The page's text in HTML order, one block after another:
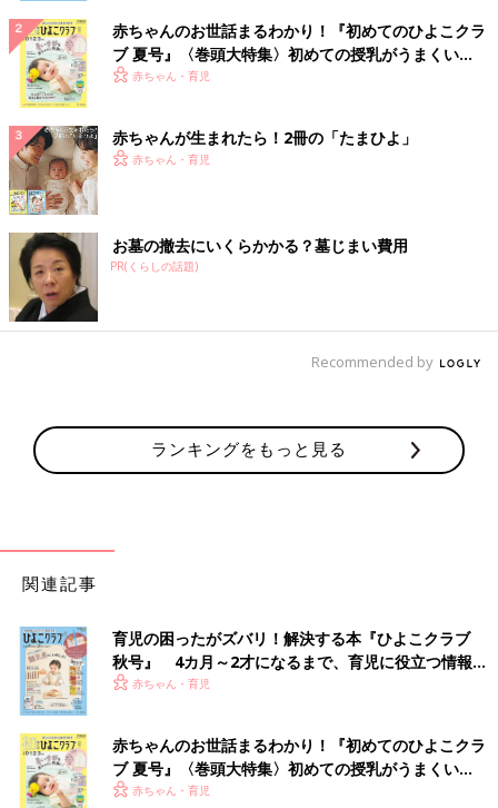
パステルなどのやわらかい色、くすみカラ
ーが好きなのですが、そういった品物もあ
るのでデザイン性もお気に入りです。（東
●たくさんのウエアの中から選べるので楽し
いし、とにかく安い！（神奈川県／産後0
後3ヶ月のママ）
●何度洗濯してもヨレなくて丈夫。（神奈川
●セールをしていればさらに安く購入でき、
2位 ユニクロ
機能面・デザイン面の高さがママたちに人気！
「脱ぎ着させやすく、赤ちゃんが動きやすそう」と機能性の高さ
が評価されたユニクロ 。こったデザインと手ごろな価格、人気キ
ャラクターとのコラボが多い点も好評の理由。
赤ちゃんのお世話まるわかり！『初めてのひよこクラ
ブ 夏号』〈巻頭大特集〉初めての授乳がうまくい
く！ おっぱい・ミルクの基本と夏のトラブル 解決テ
赤ちゃん・育児
赤ちゃんが生まれたら！2冊の「たまひよ」
赤ちゃん・育児
お墓の撤去にいくらかかる？墓じまい費用
PR(くらしの話題)
Recommended by
ランキングをもっと見る
関連記事
育児の困ったがズバリ！解決する本『ひよこクラブ
秋号』 4カ月～2才になるまで、育児に役立つ情報が
いっぱい！
赤ちゃん・育児
赤ちゃんのお世話まるわかり！『初めてのひよこクラ
ブ 夏号』〈巻頭大特集〉初めての授乳がうまくい
く！ おっぱい・ミルクの基本と夏のトラブル 解決テ
赤ちゃん・育児